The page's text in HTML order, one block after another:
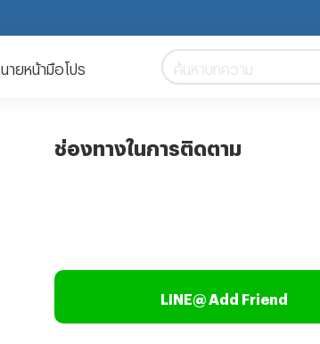
นายหน้ามือโปร ค้นหาบทความ
ช่องทางในการติดตาม
LINE@ Add Friend